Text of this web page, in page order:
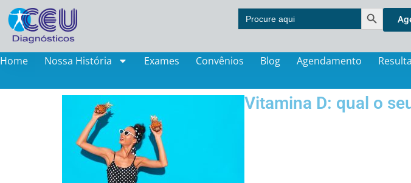
Search
for:
Search
Home Nossa História Exames Convênios Blog Agendamento
Vitamina D: qual o